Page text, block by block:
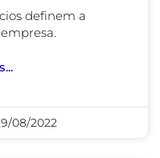
definem a
08/2022